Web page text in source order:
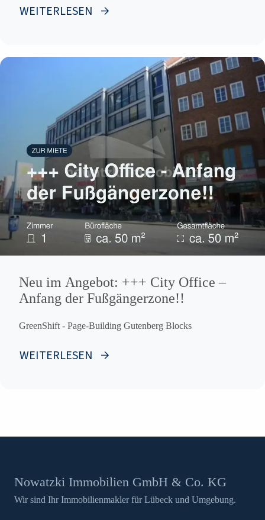
WEITERLESEN
Neu im Angebot: +++ City Office –
Anfang der Fußgängerzone!!
GreenShift - Page-Building Gutenberg Blocks
WEITERLESEN
Nowatzki Immobilien GmbH & Co. KG
Wir sind Ihr Immobilienmakler für Lübeck und Umgebung.